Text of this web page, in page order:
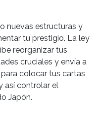
nuevas estructuras y
tu prestigio. La ley
reorganizar tus
cruciales y envía a
colocar tus cartas
así controlar el
Japón.